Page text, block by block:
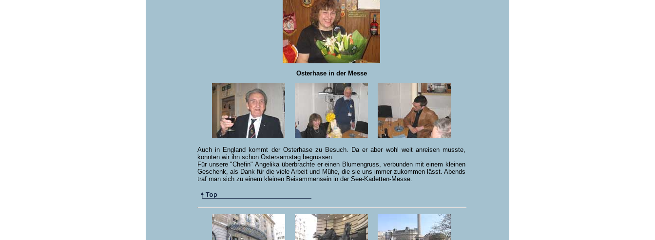
Osterhase in der Messe
Auch in England kommt der Osterhase zu Besuch. Da er aber wohl weit anreisen musste,
konnten wir ihn schon Ostersamstag begrüssen.
Für unsere "Chefin" Angelika überbrachte er einen Blumengruss, verbunden mit einem kleinen
Geschenk, als Dank für die viele Arbeit und Mühe, die sie uns immer zukommen lässt. Abends
traf man sich zu einem kleinen Beisammensein in der See-Kadetten-Messe.